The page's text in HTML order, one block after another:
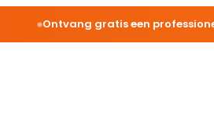
Ontvang gratis een